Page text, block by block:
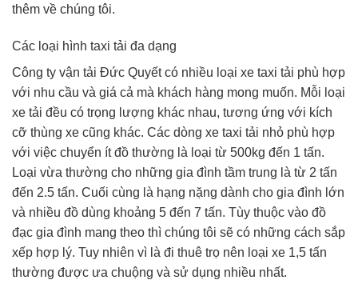
thêm về chúng tôi.
Các loại hình taxi tải đa dạng
Công ty vận tải Đức Quyết có nhiều loại xe taxi tải phù hợp
với nhu cầu và giá cả mà khách hàng mong muốn. Mỗi loại
xe tải đều có trọng lượng khác nhau, tương ứng với kích
cỡ thùng xe cũng khác. Các dòng xe taxi tải nhỏ phù hợp
với việc chuyển ít đồ thường là loại từ 500kg đến 1 tấn.
Loại vừa thường cho những gia đình tầm trung là từ 2 tấn
đến 2.5 tấn. Cuối cùng là hạng nặng dành cho gia đình lớn
và nhiều đồ dùng khoảng 5 đến 7 tấn. Tùy thuộc vào đồ
đạc gia đình mang theo thì chúng tôi sẽ có những cách sắp
xếp hợp lý. Tuy nhiên vì là đi thuê trọ nên loại xe 1,5 tấn
thường được ưa chuộng và sử dụng nhiều nhất.